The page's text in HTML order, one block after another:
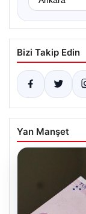
Bizi Takip Edin
Yan Manşet